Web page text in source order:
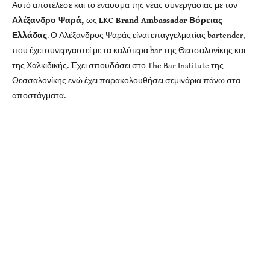
Αυτό αποτέλεσε και το έναυσμα της νέας συνεργασίας με τον
Αλέξανδρο Ψαρά, ωςLKC Brand Ambassador Βόρειας
Ελλάδας. Ο Αλέξανδρος Ψαράς είναι επαγγελματίας bartender,
που έχει συνεργαστεί με τα καλύτερα bar της Θεσσαλονίκης και
της Χαλκιδικής. Έχει σπουδάσει στο The Bar Institute της
Θεσσαλονίκης ενώ έχει παρακολουθήσει σεμινάρια πάνω στα
αποστάγματα.